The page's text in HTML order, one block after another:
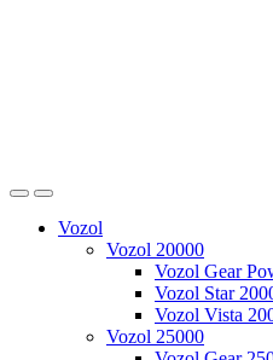
Vozol
Vozol 20000
Vozol Gear
Vozol Star
Vozol Vista
Vozol 25000